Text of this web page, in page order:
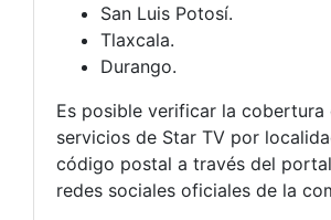
San Luis Potosí.
Tlaxcala.
Durango.
Es posible verificar la cobertura
servicios de Star TV por
código postal a través del
redes sociales oficiales de la